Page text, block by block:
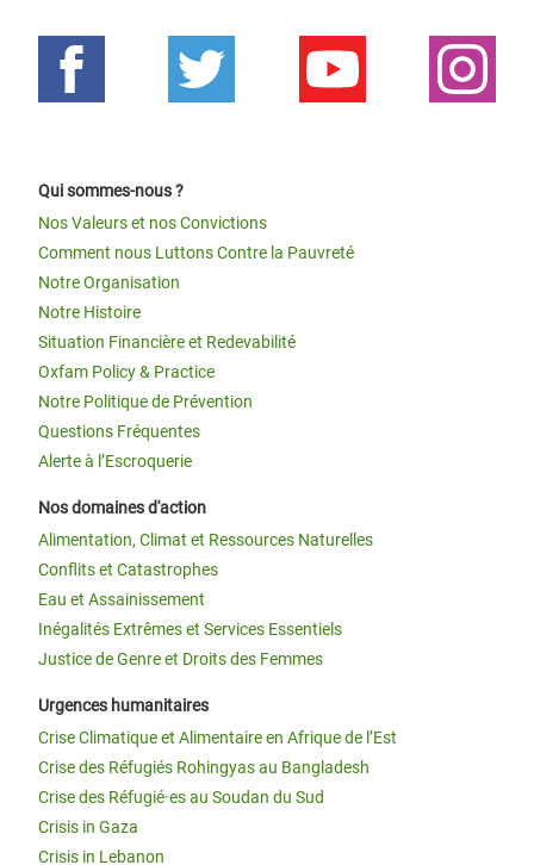
Qui sommes-nous ?
Nos Valeurs et nos Convictions
Comment nous Luttons Contre la Pauvreté
Notre Organisation
Notre Histoire
Situation Financière et Redevabilité
Oxfam Policy & Practice
Notre Politique de Prévention
Questions Fréquentes
Alerte à l’Escroquerie
Nos domaines d'action
Alimentation, Climat et Ressources Naturelles
Conflits et Catastrophes
Eau et Assainissement
Inégalités Extrêmes et Services Essentiels
Justice de Genre et Droits des Femmes
Urgences humanitaires
Crise Climatique et Alimentaire en Afrique de l’Est
Crise des Réfugiés Rohingyas au Bangladesh
Crise des Réfugié·es au Soudan du Sud
Crisis in Gaza
Crisis in Lebanon